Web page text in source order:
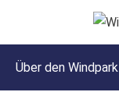
Über den Windpark